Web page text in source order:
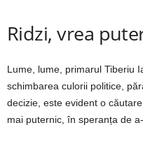
Ridzi, vrea
Lume, lume, primarul Tiberiu
schimbarea culorii politice,
decizie, este evident o
mai puternic, în speranța de